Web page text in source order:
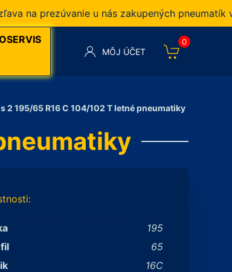
prezúvanie u nás zakupených pneumatík v
MÔJ ÚČET
0
2 195/65 R16 C 104/102 T letné pneumatiky
195
65
16C